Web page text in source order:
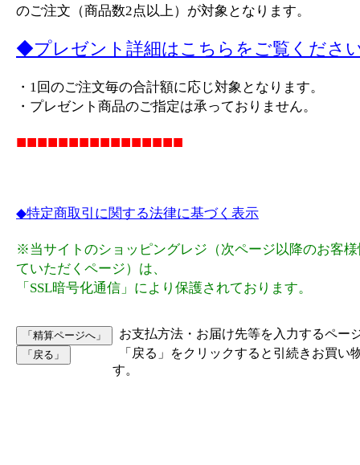
のご注文（商品数2点以上）が対象となります。
◆プレゼント詳細はこちらをご覧くださ
・1回のご注文毎の合計額に応じ対象となります。
・プレゼント商品のご指定は承っておりません。
■■■■■■■■■■■■■■■■
◆特定商取引に関する法律に基づく表示
※当サイトのショッピングレジ（次ページ以降のお客
ていただくページ）は、
「SSL暗号化通信」により保護されております。
お支払方法・お届け先等を入力するペー
「戻る」をクリックすると引続きお買い
す。